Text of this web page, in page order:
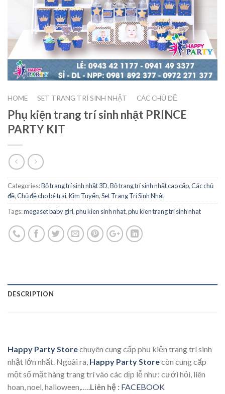
HOME SET TRANG TRÍ SINH NHẬT CÁC CHỦ ĐỀ
Phụ kiện trang trí sinh nhật PRINCE
PARTY KIT
Categories:Bộ trang trí sinh nhật 3D,Bộ trang trí sinh nhật cao cấp,Các chủ
đề,Chủ đề cho bé trai,Kim Tuyến,Set Trang Trí Sinh Nhật
Tags:megaset baby girl,phu kien sinh nhat,phu kien trang tri sinh nhat
DESCRIPTION
Happy Party Storechuyên cung cấp phụ kiện trang trí sinh
nhật lớn nhất. Ngoài ra, Happy Party Storecòn cung cấp
một số mặt hàng trang trí vào các dịp lễ như: cưới hỏi, liên
hoan, noel, halloween,…..Liên hệ : FACEBOOK